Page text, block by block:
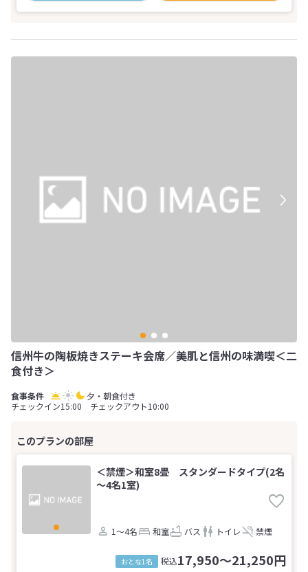
信州牛の陶板焼きステーキ会席／美肌と信州の味満喫＜二
食付き＞
夕・朝食付き
チェックイン15:00 チェックアウト10:00
＜禁煙＞和室8畳 スタンダードタイプ(2名
～4名1室)
1～4名 和室 バス トイレ 禁煙
おとな1名 税込17,950～21,250円